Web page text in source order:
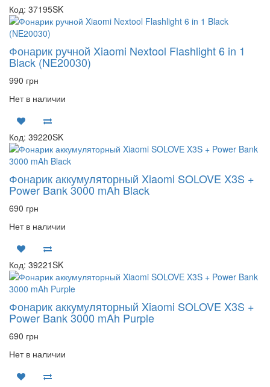
Код: 37195SK
Фонарик ручной Xiaomi Nextool Flashlight 6 in 1
Black (NE20030)
990 грн
Нет в наличии
Код: 39220SK
Фонарик аккумуляторный Xiaomi SOLOVE X3S +
Power Bank 3000 mAh Black
690 грн
Нет в наличии
Код: 39221SK
Фонарик аккумуляторный Xiaomi SOLOVE X3S +
Power Bank 3000 mAh Purple
690 грн
Нет в наличии